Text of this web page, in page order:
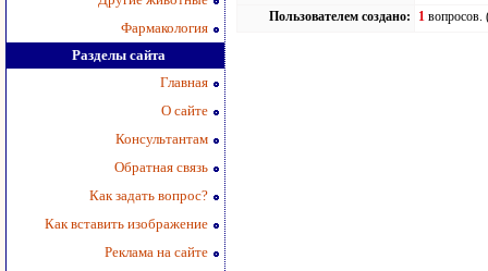
Фармакология
Разделы сайта
Главная
О сайте
Консультантам
Обратная связь
Как задать вопрос?
Как вставить изображение
Реклама на сайте
Пользователем создано:
1 вопросов.